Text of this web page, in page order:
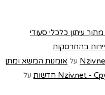
עיתון כלכלי סעודי
בהתרסקות
על אומנות המשא ומתן
על